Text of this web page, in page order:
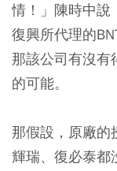
情！」陳時中說
復興所代理的
那該公司有沒有
的可能。
那假設，原廠的
輝瑞、復必泰都